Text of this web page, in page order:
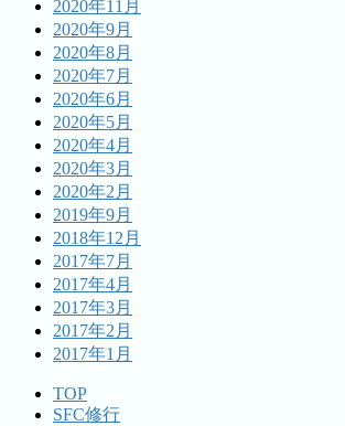
2020年11月
2020年9月
2020年8月
2020年7月
2020年6月
2020年5月
2020年4月
2020年3月
2020年2月
2019年9月
2018年12月
2017年7月
2017年4月
2017年3月
2017年2月
2017年1月
TOP
SFC修行